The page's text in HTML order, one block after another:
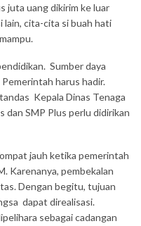
juta uang dikirim ke luar
lain, cita-cita si buah hati
Sumber daya
harus hadir.
Kepala Dinas Tenaga
dan SMP Plus perlu didirikan
jauh ketika pemerintah
Karenanya, pembekalan
Dengan begitu, tujuan
dapat direalisasi.
sebagai cadangan